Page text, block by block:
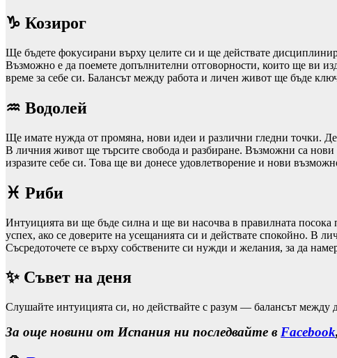
♑ Козирог
Ще бъдете фокусирани върху целите си и ще действате
Възможно е да поемете допълнителни отговорности, които ще ви
време за себе си. Балансът между работа и личен живот ще бъде
♒ Водолей
Ще имате нужда от промяна, нови идеи и различни гледни точки.
В личния живот ще търсите свобода и разбиране. Възможни са нови
изразите себе си. Това ще ви донесе удовлетворение и нови
♓ Риби
Интуицията ви ще бъде силна и ще ви насочва в правилната посока
успех, ако се доверите на усещанията си и действате спокойно. В
Съсредоточете се върху собствените си нужди и желания, за да
✨ Съвет на деня
Слушайте интуицията си, но действайте с разум — балансът между
За още новини от Испания ни последвайте в Facebook